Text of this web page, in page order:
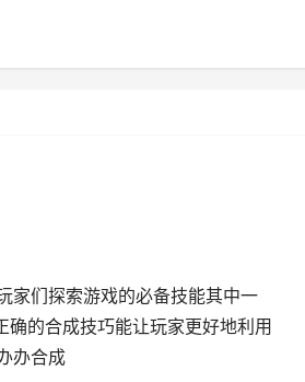
家们探索游戏的必备技能其中一
的合成技巧能让玩家更好地利用
办合成